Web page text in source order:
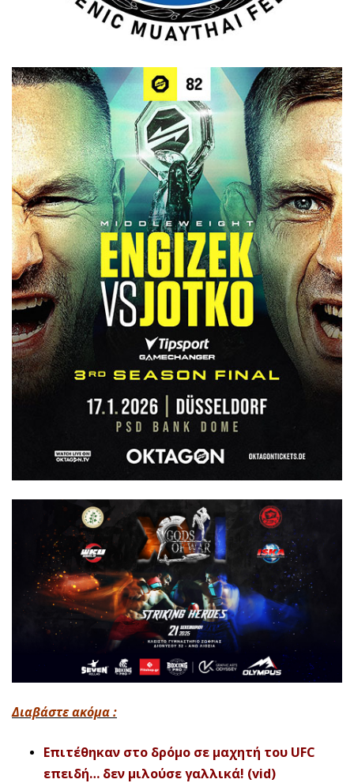
Διαβάστε ακόμα :
Επιτέθηκαν στο δρόμο σε μαχητή του UFC
επειδή… δεν μιλούσε γαλλικά! (vid)